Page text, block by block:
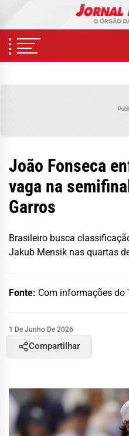
content
João Fonseca
vaga na
Garros
Brasileiro busca
Jakub Mensik nas quartas
Fonte: Com informações do
1 De Junho De 2026
Compartilhar